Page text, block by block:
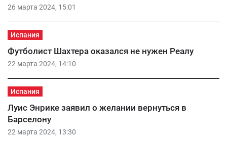
26 марта 2024, 15:01
Испания
22 марта 2024, 14:10
Футболист Шахтера оказался не нужен Реалу
Испания
22 марта 2024, 13:30
Луис Энрике заявил о желании вернуться в
Барселону